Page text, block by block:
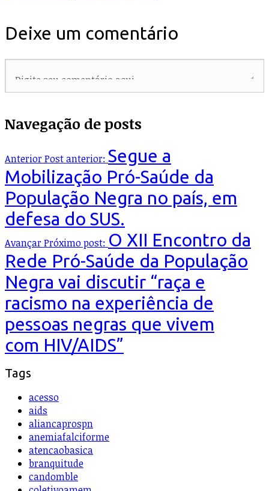
Deixe um comentário
Navegação de posts
AnteriorPost anterior: Segue a
Mobilização Pró-Saúde da
População Negra no país, em
defesa do SUS.
AvançarPróximo post: O XII Encontro da
Rede Pró-Saúde da População
Negra vai discutir “raça e
racismo na experiência de
pessoas negras que vivem
com HIV/AIDS”
Tags
acesso
aids
aliancaprospn
anemiafalciforme
atencaobasica
branquitude
candomble